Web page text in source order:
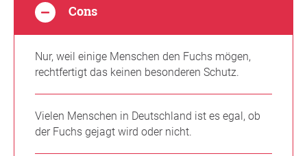
Cons
Nur, weil einige Menschen den Fuchs mögen,
rechtfertigt das keinen besonderen Schutz.
Vielen Menschen in Deutschland ist es egal, ob
der Fuchs gejagt wird oder nicht.